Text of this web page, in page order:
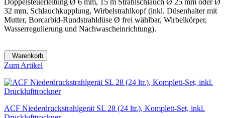
32 mm, Schlauchkupplung, Wirbelstrahlkopf (inkl. Düsenhalter mit
Mutter, Borcarbid-Rundstrahldüse Ø frei wählbar, Wirbelkörper,
Wasserregulierung und Nachwascheinrichtung).
Warenkorb
Zum Artikel
ACF Niederdruckstrahlgerät SL 28 (24 ltr.), Komplett-Set, inkl.